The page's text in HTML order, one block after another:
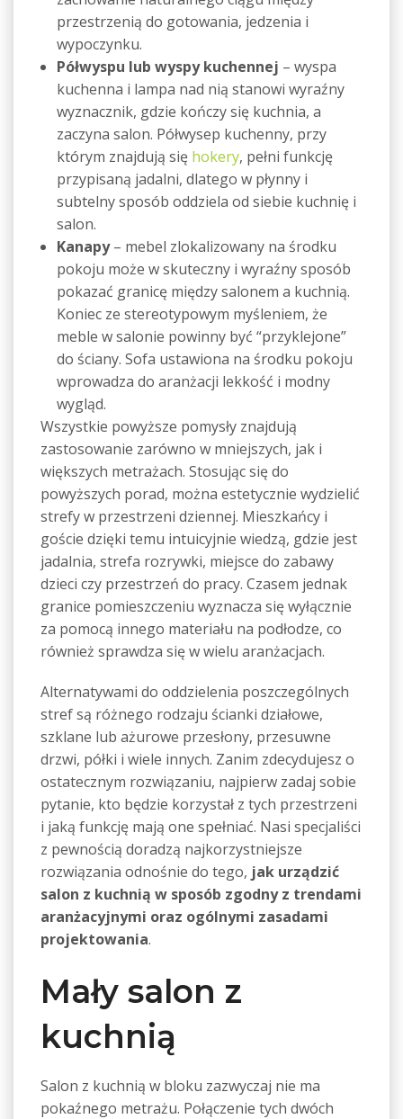
przestrzenią do gotowania, jedzenia i
wypoczynku.
Półwyspu lub wyspy kuchennej – wyspa
kuchenna i lampa nad nią stanowi wyraźny
wyznacznik, gdzie kończy się kuchnia, a
zaczyna salon. Półwysep kuchenny, przy
którym znajdują się hokery, pełni funkcję
przypisaną jadalni, dlatego w płynny i
subtelny sposób oddziela od siebie kuchnię i
salon.
Kanapy– mebel zlokalizowany na środku
pokoju może w skuteczny i wyraźny sposób
pokazać granicę między salonem a kuchnią.
Koniec ze stereotypowym myśleniem, że
meble w salonie powinny być “przyklejone”
do ściany. Sofa ustawiona na środku pokoju
wprowadza do aranżacji lekkość i modny
wygląd.
Wszystkie powyższe pomysły znajdują
zastosowanie zarówno w mniejszych, jak i
większych metrażach. Stosując się do
powyższych porad, można estetycznie wydzielić
strefy w przestrzeni dziennej. Mieszkańcy i
goście dzięki temu intuicyjnie wiedzą, gdzie jest
jadalnia, strefa rozrywki, miejsce do zabawy
dzieci czy przestrzeń do pracy. Czasem jednak
granice pomieszczeniu wyznacza się wyłącznie
za pomocą innego materiału na podłodze, co
również sprawdza się w wielu aranżacjach.
Alternatywami do oddzielenia poszczególnych
stref są różnego rodzaju ścianki działowe,
szklane lub ażurowe przesłony, przesuwne
drzwi, półki i wiele innych. Zanim zdecydujesz o
ostatecznym rozwiązaniu, najpierw zadaj sobie
pytanie, kto będzie korzystał z tych przestrzeni
i jaką funkcję mają one spełniać. Nasi specjaliści
z pewnością doradzą najkorzystniejsze
rozwiązania odnośnie do tego, jak urządzić
salon z kuchnią w sposób zgodny z trendami
aranżacyjnymi oraz ogólnymi zasadami
projektowania.
Mały salon z
kuchnią
Salon z kuchnią w bloku zazwyczaj nie ma
pokaźnego metrażu. Połączenie tych dwóch